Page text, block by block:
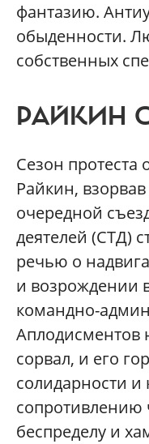
фантазию.
обыденности.
собственных
РАЙКИН
Сезон протеста
Райкин,
очередной
деятелей (СТД)
речью о
и возрождении
командно-
Аплодисментов
сорвал, и его
солидарности
беспределу и